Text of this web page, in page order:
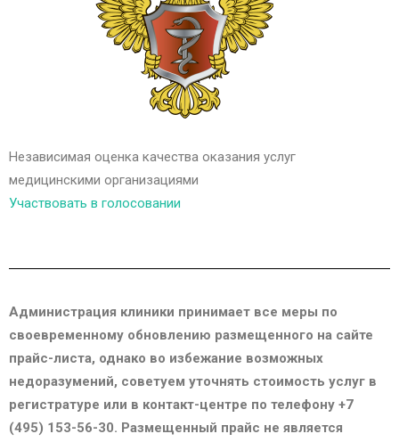
Независимая оценка качества оказания услуг
медицинскими организациями
Участвовать в голосовании
Администрация клиники принимает все меры по
своевременному обновлению размещенного на сайте
прайс-листа, однако во избежание возможных
недоразумений, советуем уточнять стоимость услуг в
регистратуре или в контакт-центре по телефону +7
(495) 153-56-30. Размещенный прайс не является